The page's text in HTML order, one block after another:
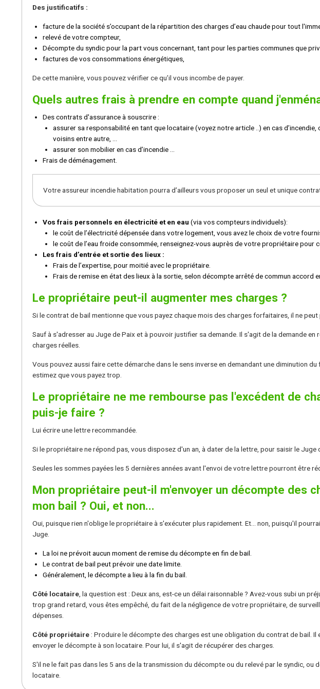
Des justificatifs :
facture de la société s’occupant de la répartition des charges d’eau chaude pour tout
relevé de votre compteur,
Décompte du syndic pour la part vous concernant, tant pour les parties communes que
factures de vos consommations énergétiques,
De cette manière, vous pouvez vérifier ce qu’il vous incombe de payer.
Quels autres frais à prendre en compte quand
Des contrats d'assurance à souscrire :
assurer sa responsabilité en tant que locataire (voyez notre article ..) en cas
voisins entre autre, ...
assurer son mobilier en cas d’incendie ...
Frais de déménagement.
Votre assureur incendie habitation pourra d’ailleurs vous proposer un seul et unique
Vos frais personnels en électricité et en eau (via vos compteurs individuels):
le coût de l’électricité dépensée dans votre logement, vous avez le choix de votre
le coût de l’eau froide consommée, renseignez-vous auprès de votre propriétaire pour
Les frais d’entrée et sortie des lieux :
Frais de l’expertise, pour moitié avec le propriétaire.
Frais de remise en état des lieux à la sortie, selon décompte arrêté de commun accord
Le propriétaire peut-il augmenter mes charges ?
Si le contrat de bail mentionne que vous payez chaque mois des charges forfaitaires, il ne
Sauf à s'adresser au Juge de Paix et à pouvoir justifier sa demande. Il s'agit de la demande
charges réelles.
Vous pouvez aussi faire cette démarche dans le sens inverse en demandant une diminution
estimez que vous payez trop.
Le propriétaire ne me rembourse pas l'excédent de
puis-je faire ?
Lui écrire une lettre recommandée.
Si le propriétaire ne répond pas, vous disposez d'un an, à dater de la lettre, pour saisir le Juge
Seules les sommes payées les 5 dernières années avant l'envoi de votre lettre pourront être
Mon propriétaire peut-il m'envoyer un décompte des
mon bail ? Oui, et non...
Oui, puisque rien n'oblige le propriétaire à s'exécuter plus rapidement. Et... non, puisqu'il
Juge.
La loi ne prévoit aucun moment de remise du décompte en fin de bail.
Le contrat de bail peut prévoir une date limite.
Généralement, le décompte a lieu à la fin du bail.
Côté locataire , la question est : Deux ans, est-ce un délai raisonnable ? Avez-vous subi un
trop grand retard, vous êtes empêché, du fait de la négligence de votre propriétaire, de
dépenses.
Côté propriétaire : Produire le décompte des charges est une obligation du contrat de bail.
envoyer le décompte à son locataire. Pour lui, il s'agit de récupérer des charges.
S'il ne le fait pas dans les 5 ans de la transmission du décompte ou du relevé par le syndic, ou
locataire.